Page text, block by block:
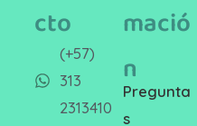
cto
(+57)
313
2313410
mació
n
Pregunta
s